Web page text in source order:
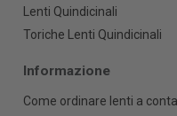
Lenti Quindicinali
Toriche Lenti Quindicinali
Informazione
Come ordinare lenti a